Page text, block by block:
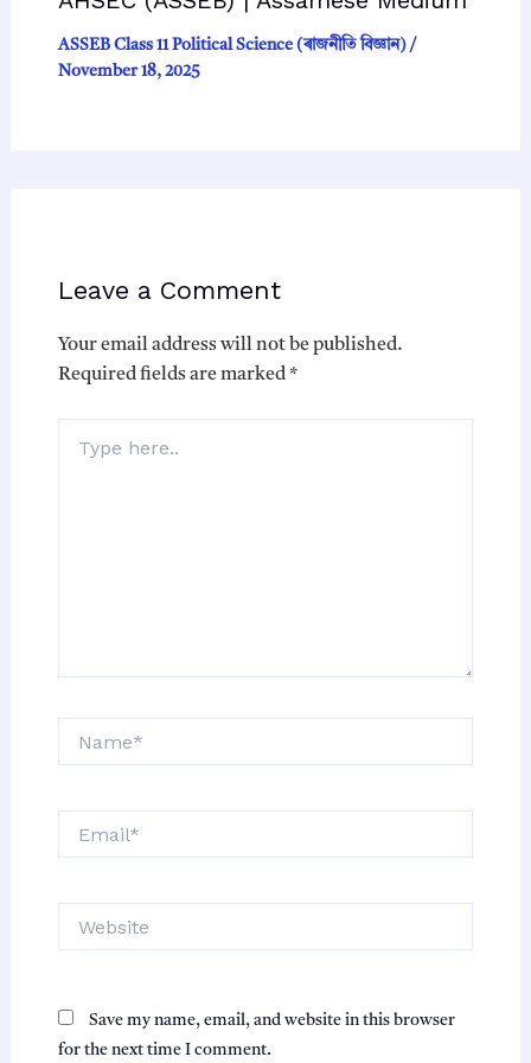
ASSEB Class 11 Political Science (ৰাজনীতি বিজ্ঞান)/
November 18, 2025
Leave a Comment
Your email address will not be published.
Required fields are marked*
here..
Save my name, email, and website in this browser
for the next time I comment.